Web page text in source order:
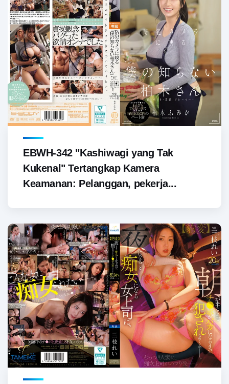
EBWH-342 "Kashiwagi yang Tak
Kukenal" Tertangkap Kamera
Keamanan: Pelanggan, pekerja...